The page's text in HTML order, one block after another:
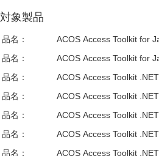
対象製品
品名：
ACOS Access Toolkit for
品名：
ACOS Access Toolkit for
品名：
ACOS Access Toolkit
品名：
ACOS Access Toolkit
品名：
ACOS Access Toolkit
品名：
ACOS Access Toolkit
品名：
ACOS Access Toolkit